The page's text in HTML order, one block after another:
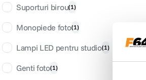
Suporturi birou(1)
Monopiede foto(1)
Lampi LED pentru studio(1)
Genti foto(1)